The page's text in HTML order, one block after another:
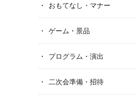
おもてなし・マナー
ゲーム・景品
プログラム・演出
二次会準備・招待